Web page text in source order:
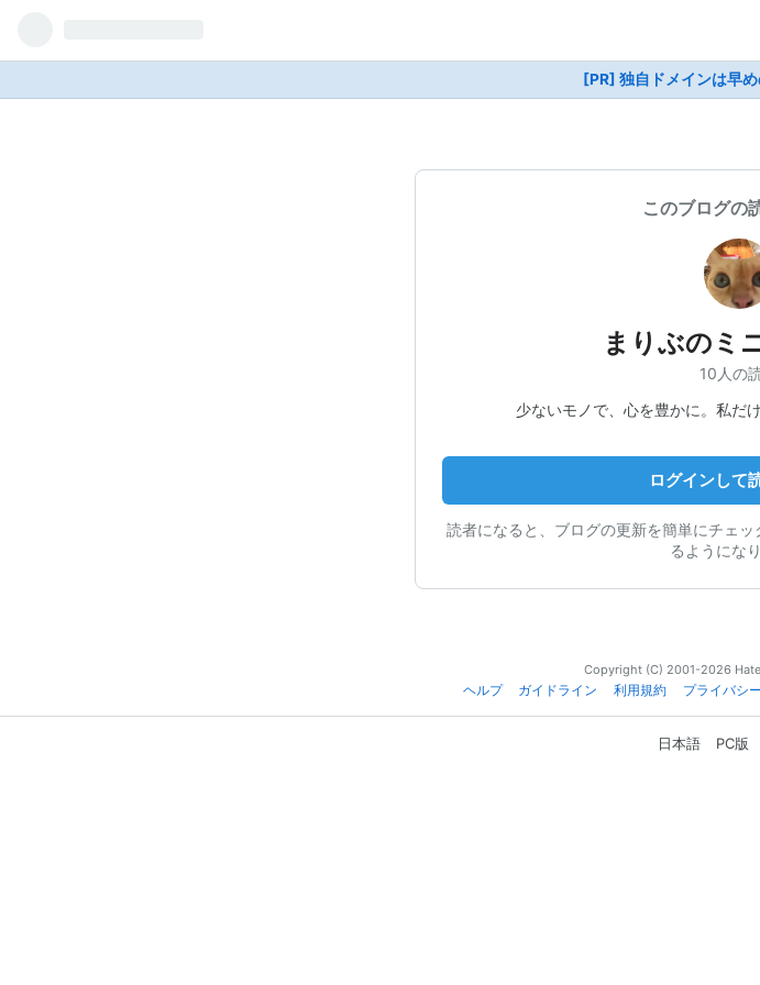
[PR] 独自ドメインは早
このブログの
まりぶのミ
10人の
少ないモノで、心を豊かに。私だ
ログインして
読者になると、ブログの更新を簡単にチェ
るようにな
Copyright (C) 2001-2026
ヘルプ
ガイドライン 利用規約 プライバシ
日本語 PC版